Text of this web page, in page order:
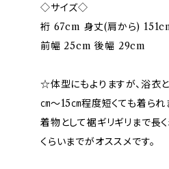
◇サイズ◇
裄 67cm 身丈(肩から)
前幅 25cm 後幅 29cm
☆体型にもよりますが、浴衣
㎝〜15㎝程度短くても着られ
着物として裾ギリギリまで
くらいまでがオススメです。